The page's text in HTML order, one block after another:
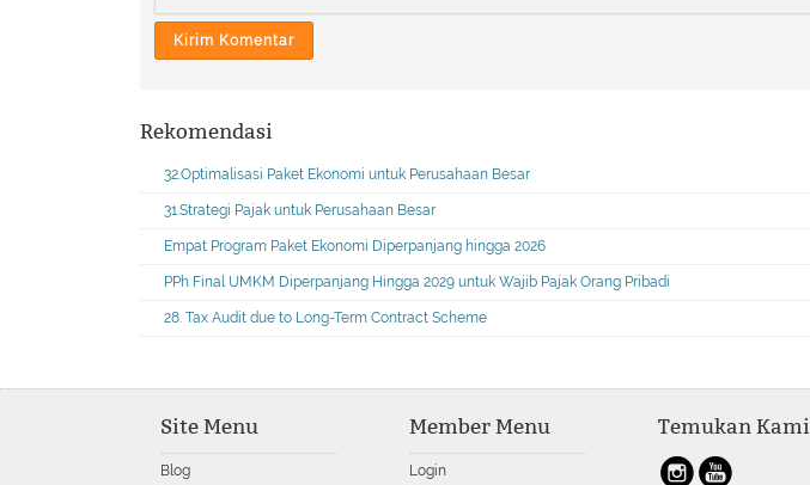
Rekomendasi
32.Optimalisasi Paket Ekonomi untuk Perusahaan Besar
31.Strategi Pajak untuk Perusahaan Besar
Empat Program Paket Ekonomi Diperpanjang hingga 2026
PPh Final UMKM Diperpanjang Hingga 2029 untuk Wajib Pajak Orang Pribadi
28. Tax Audit due to Long-Term Contract Scheme
Site Menu
Blog
Member Menu
Login
Temukan Kami